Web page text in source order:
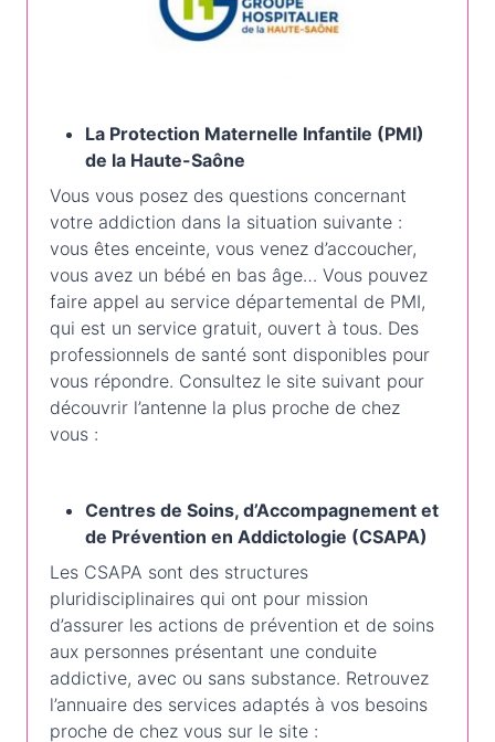
La Protection Maternelle Infantile (PMI)
de la Haute-Saône
Vous vous posez des questions concernant
votre addiction dans la situation suivante :
vous êtes enceinte, vous venez d’accoucher,
vous avez un bébé en bas âge… Vous pouvez
faire appel au service départemental de PMI,
qui est un service gratuit, ouvert à tous. Des
professionnels de santé sont disponibles pour
vous répondre. Consultez le site suivant pour
découvrir l’antenne la plus proche de chez
vous :
Centres de Soins, d’Accompagnement et
de Prévention en Addictologie (CSAPA)
Les CSAPA sont des structures
pluridisciplinaires qui ont pour mission
d’assurer les actions de prévention et de soins
aux personnes présentant une conduite
addictive, avec ou sans substance. Retrouvez
l’annuaire des services adaptés à vos besoins
proche de chez vous sur le site :